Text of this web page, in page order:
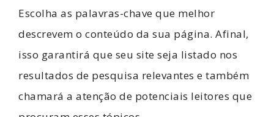
Escolha as palavras-chave que melhor
descrevem o conteúdo da sua página. Afinal,
isso garantirá que seu site seja listado nos
resultados de pesquisa relevantes e também
chamará a atenção de potenciais leitores que